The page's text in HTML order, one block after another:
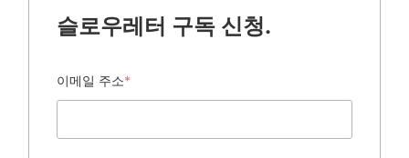
슬로우레터 구독 신청.
이메일 주소*